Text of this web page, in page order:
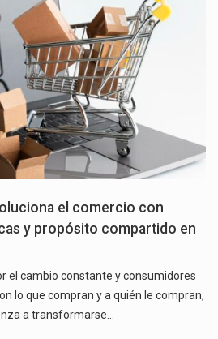
el comercio con
y propósito compartido en
el cambio constante y consumidores
lo que compran y a quién le compran,
a transformarse…